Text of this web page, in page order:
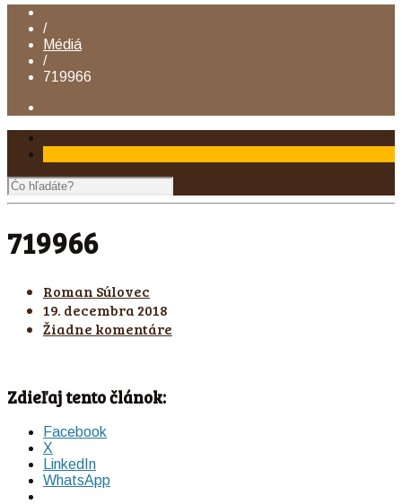
/
Médiá
/
719966
719966
Roman Súlovec
19. decembra 2018
Žiadne komentáre
Zdieľaj tento článok:
Facebook
X
LinkedIn
WhatsApp